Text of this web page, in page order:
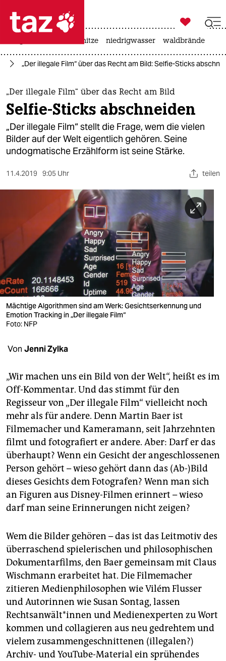
 taz zahl ich
taz zahl ich
themen
politik
öko
gesellschaft
nord
wahrheit
verlag
verlag
shop
fragen & hilfe
unterstützen
abo
genossenschaft
epaper login

taz zahl ich
hitze niedrigwasser waldbrände
„Der illegale Film“ über das Recht am Bild: Selfie-Sticks
„Der illegale Film“ über das Recht am Bild
Selfie-Sticks abschneiden
„Der illegale Film“ stellt die Frage, wem die vielen
Bilder auf der Welt eigentlich gehören. Seine
undogmatische Erzählform ist seine Stärke.
11.4.2019 9:05 Uhr teilen
Mächtige Algorithmen sind am Werk: Gesichts­erkennung und
Emotion Tracking in „Der illegale Film“
Foto: NFP
Von Jenni Zylka
„Wir machen uns ein Bild von der Welt“, heißt es im
Off-Kommentar. Und das stimmt für den
Regisseur von „Der illegale Film“ vielleicht noch
mehr als für andere. Denn Martin Baer ist
Filmemacher und Kameramann, seit Jahrzehnten
filmt und fotografiert er andere. Aber: Darf er das
überhaupt? Wenn ein Gesicht der angeschlossenen
Person gehört – wieso gehört dann das (Ab-)Bild
dieses Gesichts dem Fotografen? Wenn man sich
an Figuren aus Disney-Filmen erinnert – wieso
darf man seine Erinnerungen nicht zeigen?
Wem die Bilder gehören – das ist das Leitmotiv des
überraschend spielerischen und philosophischen
Dokumentarfilms, den Baer gemeinsam mit Claus
Wischmann erarbeitet hat. Die Filmemacher
zitieren Medienphilosophen wie Vilém Flusser
und Autorinnen wie Susan Sontag, lassen
Rechtsanwält*innen und Medienexperten zu Wort
kommen und collagieren aus neu gedrehtem und
vielem zusammengeschnittenen (illegalen?)
Archiv- und YouTube-Material ein sprühendes